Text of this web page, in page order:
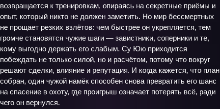
возвращается к тренировкам, опираясь на секретные приёмы и
опыт, который никто не должен заметить. Но мир бессмертных
не прощает резких взлётов: чем быстрее он укрепляется, тем
громче становятся чужие шаги — завистники, соперники и те,
кому выгодно держать его слабым. Су Юю приходится
побеждать не только силой, но и расчётом, потому что вокруг
решают сделки, влияние и репутация. И когда кажется, что план
собран, один чужой намёк способен снова превратить его шанс
на спасение в охоту, где проигрыш означает потерять всё, ради
чего он вернулся.